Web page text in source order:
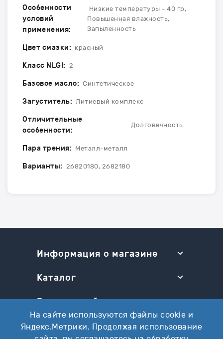
Особенности
условий
применения:
Низкие температуры - 40 гр,
Повышенная влажность,
Запыленность
Цвет смазки: красный
Класс NLGI: 2
Базовое масло: Синтетическое
Загуститель: Литиевый комплекс
Отличительные
особенности:
Долговечность
Пара трения: Металл-металл
Варианты: 26820180, 2682180
Информация о магазине
Каталог
Разделы сайта
Ваш аккаунт
На сайте используются файлы cookie и
Яндекс.Метрики. Продолжая использование